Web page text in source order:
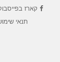
קארז
תנאי